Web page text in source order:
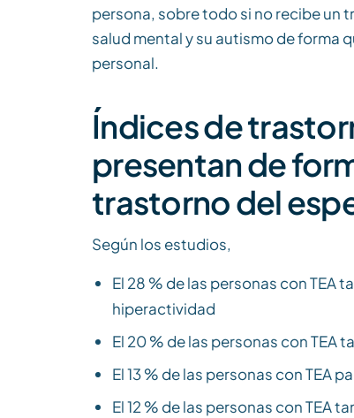
persona, sobre todo si no recibe un
salud mental y su autismo de forma
personal.
Índices de
presentan de
trastorno del
Según los estudios,
El 28 % de las personas con TEA
hiperactividad
El 20 % de las personas con
El 13 % de las personas con
El 12 % de las personas con TEA